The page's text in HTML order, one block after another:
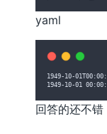
yaml
1949-10-
1949-10-01
回答的还不错